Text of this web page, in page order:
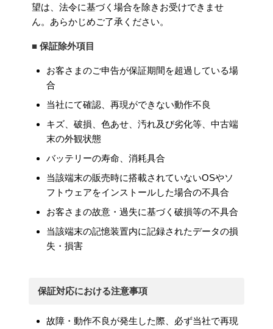
望は、法令に基づく場合を除きお受けできませ
ん。あらかじめご了承ください。
■ 保証除外項目
お客さまのご申告が保証期間を超過している場
合
当社にて確認、再現ができない動作不良
キズ、破損、色あせ、汚れ及び劣化等、中古端
末の外観状態
バッテリーの寿命、消耗具合
当該端末の販売時に搭載されていないOSやソ
フトウェアをインストールした場合の不具合
お客さまの故意・過失に基づく破損等の不具合
当該端末の記憶装置内に記録されたデータの損
失・損害
保証対応における注意事項
故障・動作不良が発生した際、必ず当社で再現